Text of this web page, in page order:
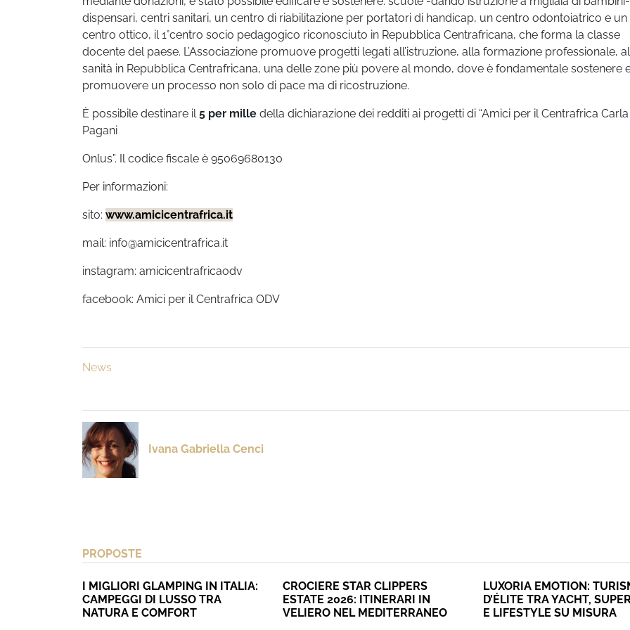
dispensari, centri sanitari, un centro di riabilitazione per portatori di handicap, un centro odontoiatrico e un
centro ottico, il 1°centro socio pedagogico riconosciuto in Repubblica Centrafricana, che forma la classe
docente del paese. L’Associazione promuove progetti legati all’istruzione, alla formazione professionale,
sanità in Repubblica Centrafricana, una delle zone più povere al mondo, dove è fondamentale sostenere
promuovere un processo non solo di pace ma di ricostruzione.
È possibile destinare il5 per mille della dichiarazione dei redditi ai progetti di “Amici per il Centrafrica Carla
Pagani
Onlus”. Ilcodice fiscale è 95069680130
Per informazioni:
sito: www.amicicentrafrica.it
mail: info@amicicentrafrica.it
instagram: amicicentrafricaodv
facebook: Amici per il Centrafrica ODV
News
Ivana Gabriella Cenci
PROPOSTE
I MIGLIORI GLAMPING IN ITALIA:
CAMPEGGI DI LUSSO TRA
NATURA E COMFORT
CROCIERE STAR CLIPPERS
ESTATE 2026: ITINERARI IN
VELIERO NEL MEDITERRANEO
LUXORIA EMOTION:
D’ÉLITE TRA YACHT,
E LIFESTYLE SU MISURA